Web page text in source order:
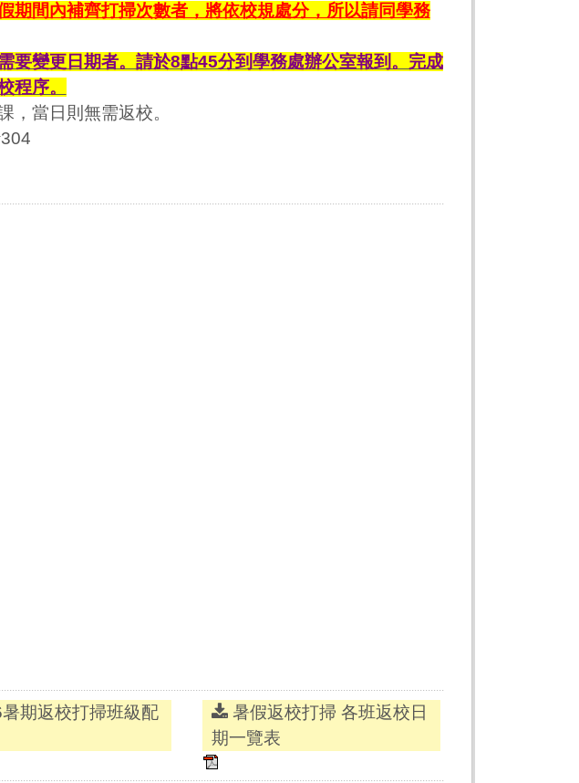
期間內補齊打掃次數者，將依校規處分，所以請同學務
要變更日期者。請於8點45分到學務處辦公室報到。完成
程序。
，當日則無需返校。
期返校打掃班級配
暑假返校打掃 各班返校日
期一覽表